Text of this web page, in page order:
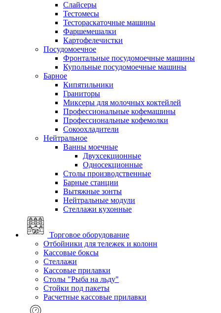
Слайсеры
Тестомесы
Тестораскаточные машины
Фаршемешалки
Картофелечистки
Посудомоечное
Фронтальные посудомоечные машины
Купольные посудомоечные машины
Барное
Кипятильники
Граниторы
Миксеры для молочных коктейлей
Профессиональные кофемашины
Профессиональные кофемолки
Сокоохладители
Нейтральное
Ванны моечные
Двухсекционные
Односекционные
Столы производственные
Барные станции
Вытяжные зонты
Нейтральные модули
Стеллажи кухонные
Торговое оборудование
Отбойники для тележек и колонн
Кассовые боксы
Стеллажи
Кассовые прилавки
Столы "Рыба на льду"
Стойки под пакеты
Расчетные кассовые прилавки